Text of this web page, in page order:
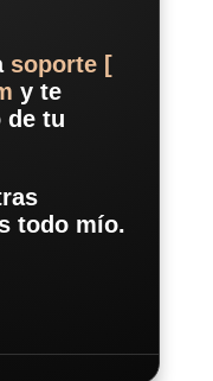
soporte [
y te
de tu
todo mío.